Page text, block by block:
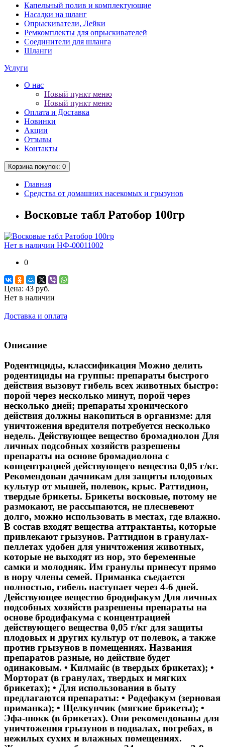
Капельный полив и комплектующие
Насадки на шланг
Опрыскиватели, Лейки
Ремкомплекты для опрыскивателей
Соединители для шланга
Шланги
Услуги
О нас
Новый пункт меню
Новый пункт меню
Оплата и Доставка
Новинки
Акции
Отзывы
Контакты
Корзина покупок: 0
Главная
Средства от домашних насекомых и грызунов
Восковые табл Ратобор 100гр
Нет в наличии НФ-00011002
0
Цена: 43 руб.
Нет в наличии
Доставка и оплата
Описание
Родентициды, классификация Можно делить
родентициды на группы: препараты быстрого
действия вызовут гибель всех животных быстро:
порой через несколько минут, порой через
несколько дней; препараты хронического
действия должны накопиться в организме: для
уничтожения вредителя потребуется несколько
недель. Действующее вещество бромадиолон Для
личных подсобных хозяйств разрешены
препараты на основе бромадиолона с
концентрацией действующего вещества 0,05 г/кг.
Рекомендован дачникам для защиты плодовых
культур от мышей, полевок, крыс. Раттидион,
твердые брикеты. Брикеты восковые, потому не
размокают, не рассыпаются, не плесневеют
долго, можно использовать в местах, где влажно.
В состав входят вещества аттрактанты, которые
привлекают грызунов. Раттидион в гранулах-
пеллетах удобен для уничтожения животных,
которые не выходят из нор, это беременные
самки и молодняк. Им гранулы принесут прямо
в нору члены семей. Приманка съедается
полностью, гибель наступает через 4-6 дней.
Действующее вещество бродифакум Для личных
подсобных хозяйств разрешены препараты на
основе бродифакума с концентрацией
действующего вещества 0,05 г/кг для защиты
плодовых и других культур от полевок, а также
против грызунов в помещениях. Названия
препаратов разные, но действие будет
одинаковым. • Килмайс (в твердых брикетах); •
Морторат (в гранулах, твердых и мягких
брикетах); • Для использования в быту
предлагаются препараты: • Родефакум (зерновая
приманка); • Щелкунчик (мягкие брикеты); •
Эфа-шокк (в брикетах). Они рекомендованы для
уничтожения грызунов в подвалах, погребах, в
нежилых сухих и влажных помещениях.